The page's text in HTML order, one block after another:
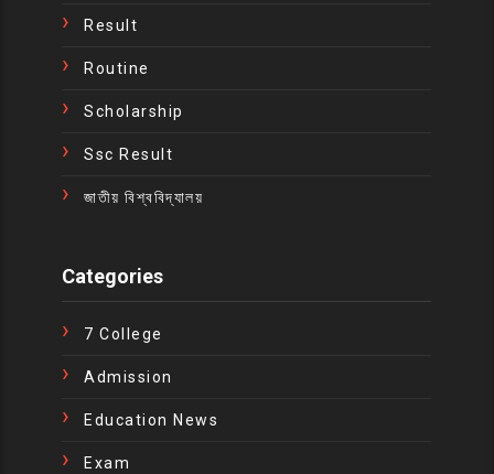
Result
Routine
Scholarship
Ssc Result
জাতীয় বিশ্ববিদ্যালয়
Categories
7 College
Admission
Education News
Exam